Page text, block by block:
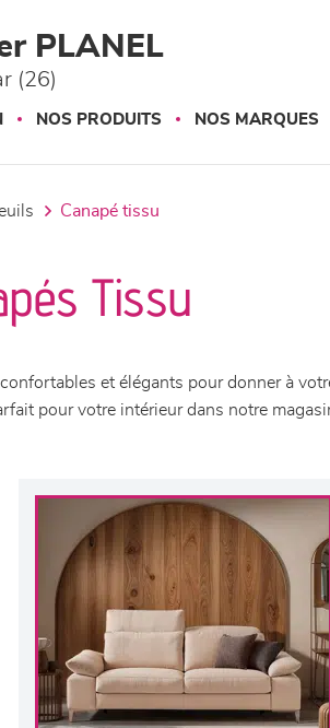
PLANEL
(26)
NOS PRODUITS NOS MARQUES
canapé tissu
Tissu
et élégants pour donner à
pour votre intérieur dans notre